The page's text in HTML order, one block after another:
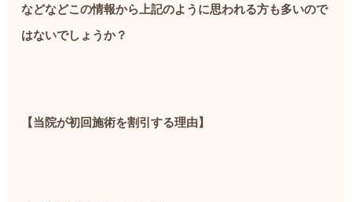
などなどこの情報から上記のように思われる方も多いので
はないでしょうか？
【当院が初回施術を割引する理由】